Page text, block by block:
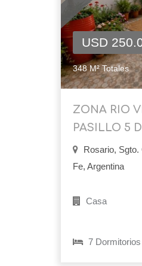
USD
348 M² Totales
ZONA RIO
PASILLO 5
Rosario,
Fe, Argentina
Casa
7 Dormitorios